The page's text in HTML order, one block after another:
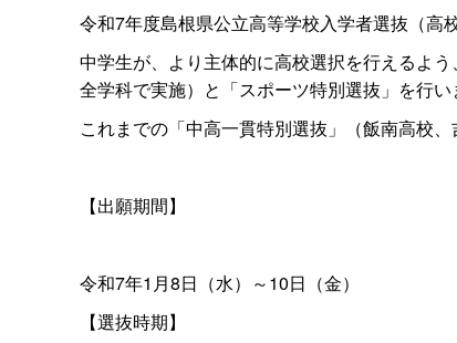
令和7年度島根県公立高等学校入学者選抜（高
中学生が、より主体的に高校選択を行えるよ
全学科で実施）と「スポーツ特別選抜」を行
これまでの「中高一貫特別選抜」（飯南高校
【出願期間】
令和7年1月8日（水）～10日（金）
【選抜時期】